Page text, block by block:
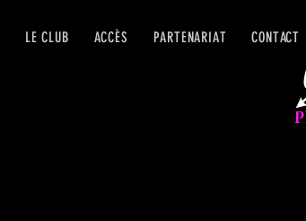
LE CLUB ACCÈS PARTENARIAT CONTACT